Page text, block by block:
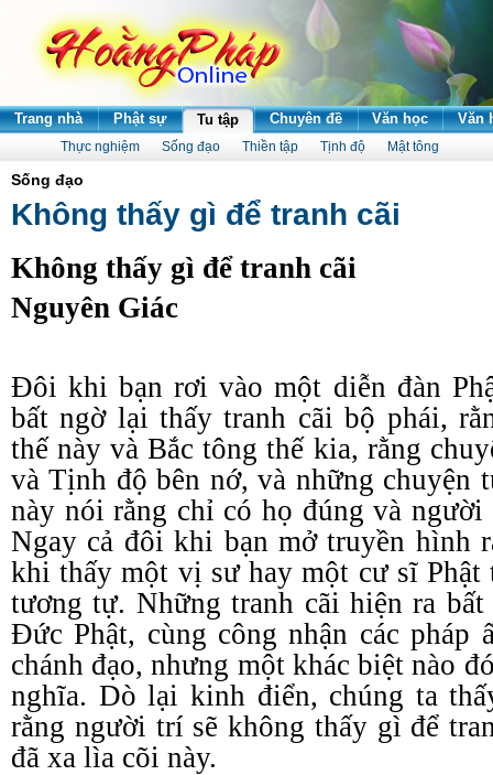
Trang nhà Phật sự Tu tập Chuyên đề Văn học Văn
Thực nghiệm Sống đạo Thiền tập Tịnh độ Mật tông
Sống đạo
Không thấy gì để tranh cãi
Không thấy gì để tranh cãi
Nguyên Giác
Đôi khi bạn rơi vào một diễn đàn
bất ngờ lại thấy tranh cãi bộ phái,
thế này và Bắctông thế kia, rằng
và Tịnh độ bên nớ, và những chuyện
này nói rằng chỉ có họ đúng và người
Ngay cả đôi khi bạn mở truyền hình
khi thấy một vị sư hay một cư sĩ Phật
tương tự. Những tranh cãi hiện ra
Đức Phật, cùng công nhận các pháp
chánh đạo, nhưng một khác biệt nào
nghĩa. Dò lại kinh điển, chúng ta
rằng người trí sẽ không thấy gì để
đã xa lìa cõi này.